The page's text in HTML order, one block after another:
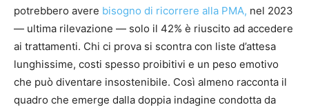
potrebbero avere bisogno di ricorrere alla PMA, nel 2023
— ultima rilevazione — solo il 42% è riuscito ad accedere
ai trattamenti. Chi ci prova si scontra con liste d’attesa
lunghissime, costi spesso proibitivi e un peso emotivo
che può diventare insostenibile. Così almeno racconta il
quadro che emerge dalla doppia indagine condotta da